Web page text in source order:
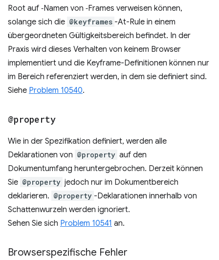
Root auf ‑Namen von ‑Frames verweisen können,
solange sich die @keyframes -At-Rule in einem
übergeordneten Gültigkeitsbereich befindet. In der
Praxis wird dieses Verhalten von keinem Browser
implementiert und die Keyframe-Definitionen können nur
im Bereich referenziert werden, in dem sie definiert sind.
Siehe Problem 10540.
@property
Wie in der Spezifikation definiert, werden alle
Deklarationen von @property auf den
Dokumentumfang heruntergebrochen. Derzeit können
Sie @property jedoch nur im Dokumentbereich
deklarieren. @property -Deklarationen innerhalb von
Schattenwurzeln werden ignoriert.
Sehen Sie sich Problem 10541 an.
Browserspezifische Fehler